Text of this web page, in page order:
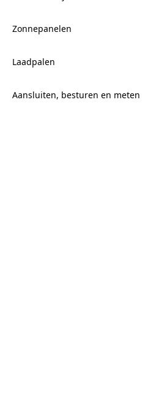
Zonnepanelen
Laadpalen
Aansluiten, besturen en meten